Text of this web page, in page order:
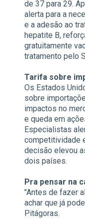
de 37 para 29.
alerta para a
e a adesão ao
hepatite B,
gratuitamente
tratamento pelo
Tarifa sobre
Os Estados
sobre
impactos no
e queda em
Especialistas
competitividade
decisão elevou
dois países.
Pra pensar na
"Antes de fazer
achar que já
Pitágoras.